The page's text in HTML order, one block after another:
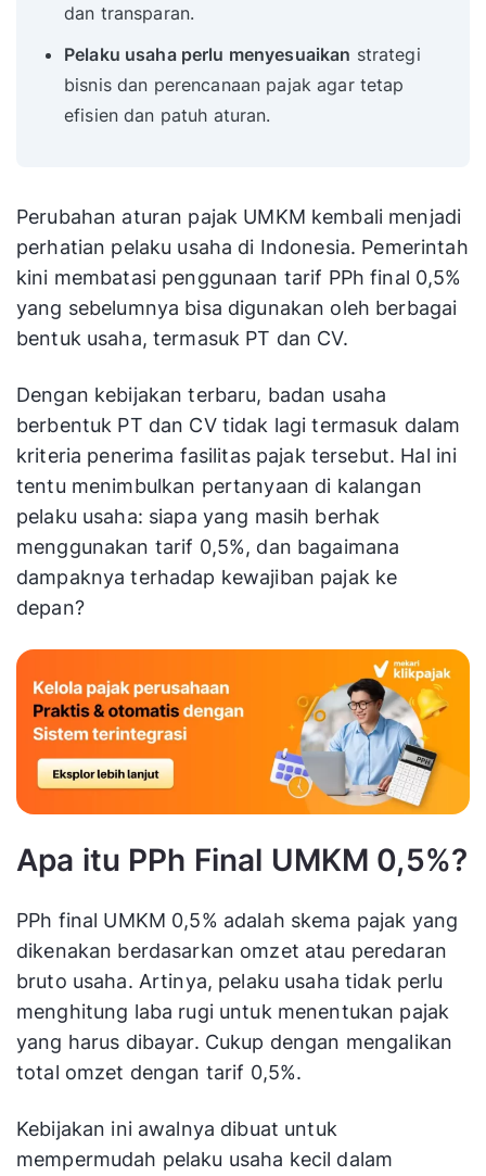
dan transparan.
Pelaku usaha perlu menyesuaikan strategi
bisnis dan perencanaan pajak agar tetap
efisien dan patuh aturan.
Perubahan aturan pajak UMKM kembali menjadi
perhatian pelaku usaha di Indonesia. Pemerintah
kini membatasi penggunaan tarif PPh final 0,5%
yang sebelumnya bisa digunakan oleh berbagai
bentuk usaha, termasuk PT dan CV.
Dengan kebijakan terbaru, badan usaha
berbentuk PT dan CV tidak lagi termasuk dalam
kriteria penerima fasilitas pajak tersebut. Hal ini
tentu menimbulkan pertanyaan di kalangan
pelaku usaha: siapa yang masih berhak
menggunakan tarif 0,5%, dan bagaimana
dampaknya terhadap kewajiban pajak ke
depan?
Apa itu PPh Final UMKM 0,5%?
PPh final UMKM 0,5% adalah skema pajak yang
dikenakan berdasarkan omzet atau peredaran
bruto usaha. Artinya, pelaku usaha tidak perlu
menghitung laba rugi untuk menentukan pajak
yang harus dibayar. Cukup dengan mengalikan
total omzet dengan tarif 0,5%.
Kebijakan ini awalnya dibuat untuk
mempermudah pelaku usaha kecil dalam